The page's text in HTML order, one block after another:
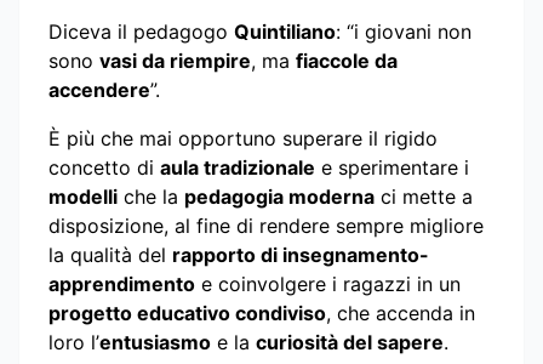
Diceva il pedagogo Quintiliano: “i giovani non
sono vasi da riempire, ma fiaccole da
accendere”.
È più che mai opportuno superare il rigido
concetto di aula tradizionale e sperimentare i
modelli che la pedagogia moderna ci mette a
disposizione, al fine di rendere sempre migliore
la qualità del rapporto di insegnamento-
apprendimento e coinvolgere i ragazzi in un
progetto educativo condiviso, che accenda in
loro l’entusiasmo e la curiosità del sapere.